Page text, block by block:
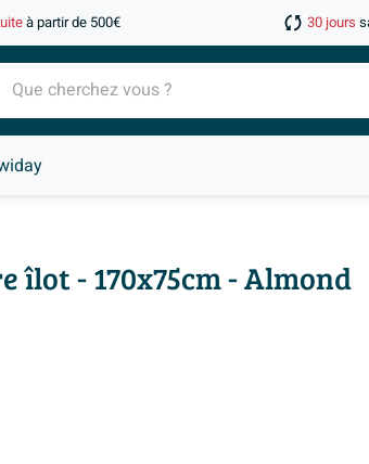
à partir de 500€ 30 jours
îlot - 170x75cm - Almond